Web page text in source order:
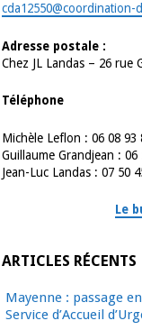
cda12550@coordination-
Adresse postale :
Chez JL Landas – 26 rue
Téléphone
Michèle Leflon : 06 08 93
Guillaume Grandjean : 06
Jean-Luc Landas : 07 50
Le
ARTICLES RÉCENTS
Mayenne : passage
Service d’Accueil